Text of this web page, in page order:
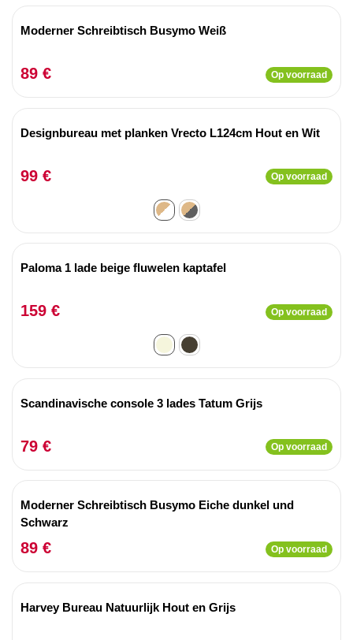
Moderner Schreibtisch Busymo Weiß
89 € Op voorraad
Designbureau met planken Vrecto L124cm Hout en Wit
99 € Op voorraad
Paloma 1 lade beige fluwelen kaptafel
159 € Op voorraad
Scandinavische console 3 lades Tatum Grijs
79 € Op voorraad
Moderner Schreibtisch Busymo Eiche dunkel und
Schwarz
89 € Op voorraad
Harvey Bureau Natuurlijk Hout en Grijs